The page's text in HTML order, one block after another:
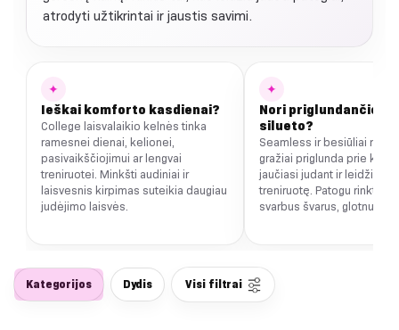
atrodyti užtikrintai ir jaustis savimi.
✦
Ieškai komforto kasdienai?
College laisvalaikio kelnės tinka
ramesnei dienai, kelionei,
pasivaikščiojimui ar lengvai
treniruotei. Minkšti audiniai ir
laisvesnis kirpimas suteikia daugiau
judėjimo laisvės.
✦
Nori priglundančio
silueto?
Seamless ir besiūliai
gražiai priglunda prie
jaučiasi judant ir leidžia
treniruotę. Patogu rinktis,
svarbus švarus, glotnus
Kategorijos Dydis Visi filtrai